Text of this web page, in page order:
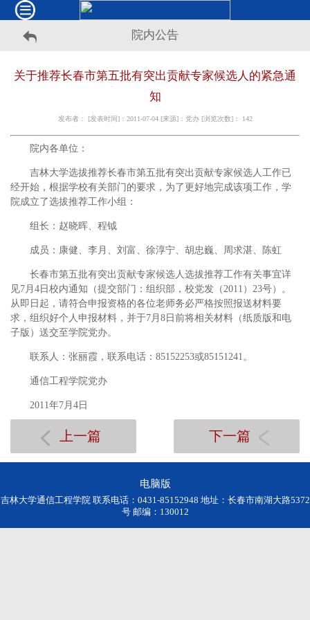
院内公告
关于推荐长春市第五批有突出贡献专家候选人的紧急通
知
发布者： [发表时间]：2011-07-04 [来源]：党办 [浏览次数]： 142
院内各单位：
吉林大学选拔推荐长春市第五批有突出贡献专家候选人工作已
经开始，根据学校有关部门的要求，为了更好地完成该项工作，学
院成立了选拔推荐工作小组：
组长：赵晓晖、程钺
成员：康健、李月、刘富、徐淳宁、胡忠巍、周求湛、陈虹
长春市第五批有突出贡献专家候选人选拔推荐工作有关事宜详
见7月4日校内通知（提交部门：组织部，校党发（2011）23号）。
从即日起，请符合申报资格的各位老师务必严格按照报送材料要
求，组织好个人申报材料，并于7月8日前将相关材料（纸质版和电
子版）送交至学院党办。
联系人：张丽霞，联系电话：85152253或85151241。
通信工程学院党办
2011年7月4日
上一篇 下一篇
电脑版
吉林大学通信工程学院 联系电话：0431-85152948 地址：长春市南湖大路5372
号 邮编：130012